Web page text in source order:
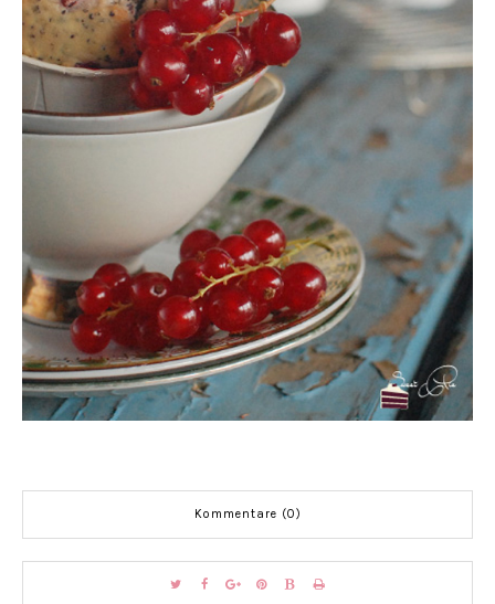
Kommentare (0)